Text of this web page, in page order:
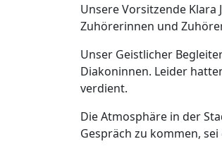
Unsere Vorsitzende
Zuhörerinnen und
Unser Geistlicher
Diakoninnen. Leider
verdient.
Die Atmosphäre in der
Gespräch zu kommen,